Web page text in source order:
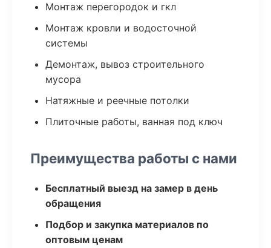
Монтаж перегородок и гкл
Монтаж кровли и водосточной
системы
Демонтаж, вывоз строительного
мусора
Натяжные и реечные потолки
Плиточные работы, ванная под ключ
Преимущества работы с нами
Бесплатный выезд на замер в день
обращения
Подбор и закупка материалов по
оптовым ценам